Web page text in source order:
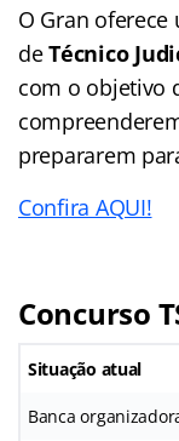
O Gran
deTécnico
com o objetivo
prepararem
Confira AQUI!
Concurso
Situação atual
Banca